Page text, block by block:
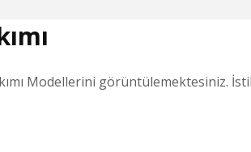
Modellerini görüntülemektesiniz.